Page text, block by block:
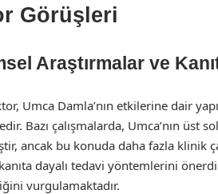
Görüşleri
Araştırmalar ve
Umca Damla’nın etkilerine dair
Bazı çalışmalarda, Umca’nın üst
ancak bu konuda daha fazla klinik
dayalı tedavi yöntemlerini
vurgulamaktadır.